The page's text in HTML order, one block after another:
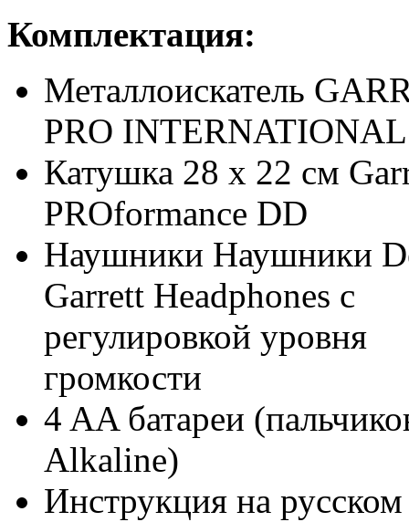
Комплектация:
Металлоискатель
PRO INTERNATIONAL
Катушка 28 х 22 см
PROformance DD
Наушники Наушники
Garrett Headphones с
регулировкой уровня
громкости
4 AA батареи
Alkaline)
Инструкция на